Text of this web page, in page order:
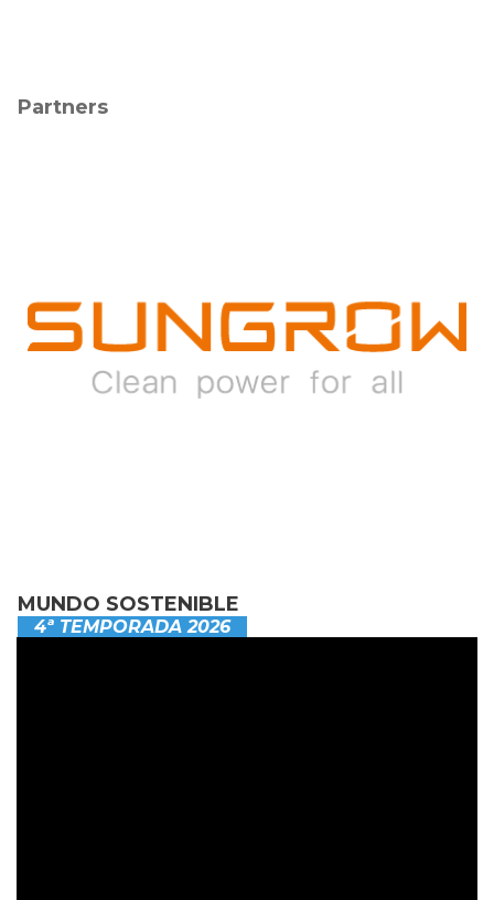
Partners
MUNDO SOSTENIBLE
4ª TEMPORADA 2026